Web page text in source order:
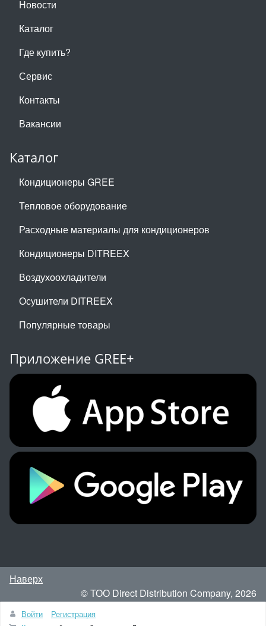
Новости
Каталог
Где купить?
Сервис
Контакты
Вакансии
Каталог
Кондиционеры GREE
Тепловое оборудование
Расходные материалы для кондиционеров
Кондиционеры DITREEX
Воздухоохладители
Осушители DITREEX
Популярные товары
Приложение GREE+
Наверх
© ТОО Direct Distribution Company, 2026
с согласия правообладателя.
Войти
Регистрация